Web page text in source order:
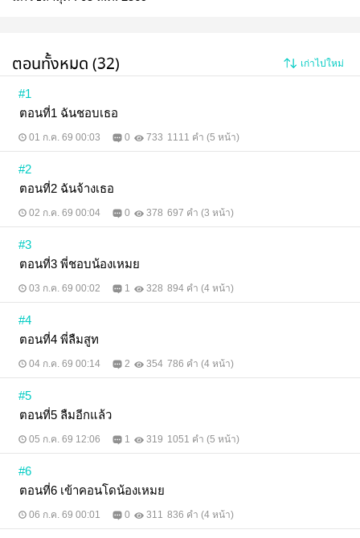
ตอนทั้งหมด (32) เก่าไปใหม่
#1
ตอนที่1 ฉันชอบเธอ
01 ก.ค. 69 00:03 0 733 1111 คำ (5 หน้า)
#2
ตอนที่2 ฉันจ้างเธอ
02 ก.ค. 69 00:04 0 378 697 คำ (3 หน้า)
#3
ตอนที่3 พี่ชอบน้องเหมย
03 ก.ค. 69 00:02 1 328 894 คำ (4 หน้า)
#4
ตอนที่4 พี่ลืมสูท
04 ก.ค. 69 00:14 2 354 786 คำ (4 หน้า)
#5
ตอนที่5 ลืมอีกแล้ว
05 ก.ค. 69 12:06 1 319 1051 คำ (5 หน้า)
#6
ตอนที่6 เข้าคอนโดน้องเหมย
06 ก.ค. 69 00:01 0 311 836 คำ (4 หน้า)